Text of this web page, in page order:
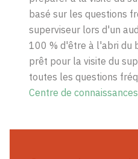
basé sur les questions
superviseur lors d'un
100 % d'être à l'abri du
prêt pour la visite du
toutes les questions
Centre de connaissances